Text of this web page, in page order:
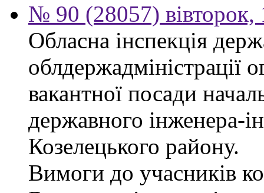
№ 90 (28057) вівторок,
Обласна інспекція
облдержадміністрації
вакантної посади
державного інженера-
Козелецького району.
Вимоги до учасників